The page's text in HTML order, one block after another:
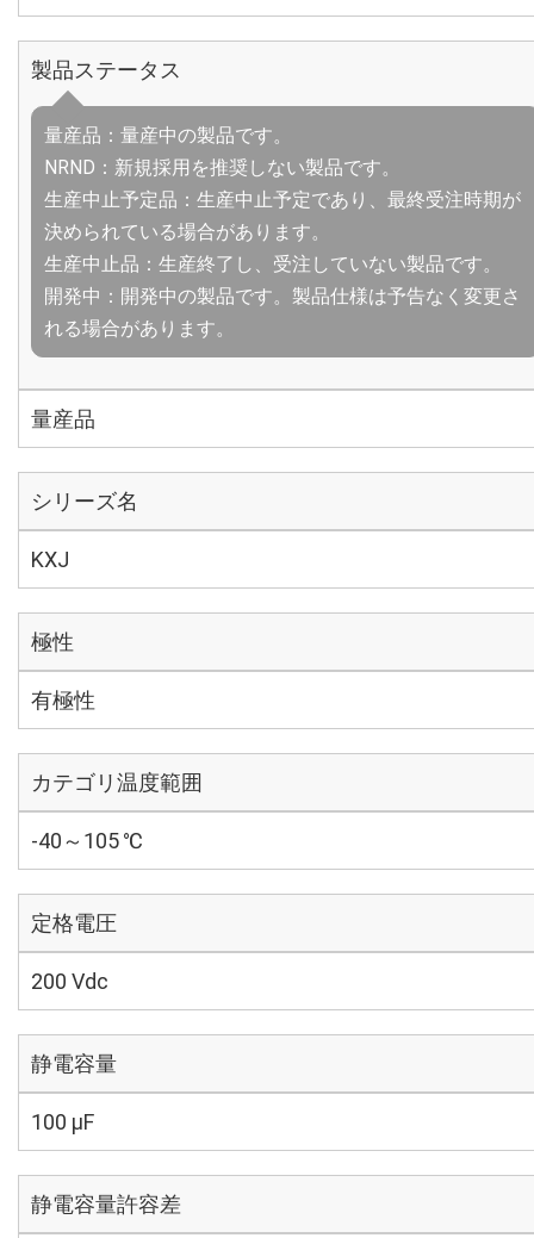
製品ステータス
量産品：量産中の製品です。
NRND：新規採用を推奨しない製品です。
生産中止予定品：生産中止予定であり、最終受注時期が
決められている場合があります。
生産中止品：生産終了し、受注していない製品です。
開発中：開発中の製品です。製品仕様は予告なく変更さ
れる場合があります。
量産品
シリーズ名
KXJ
極性
有極性
カテゴリ温度範囲
-40～105 ℃
定格電圧
200 Vdc
静電容量
100 µF
静電容量許容差